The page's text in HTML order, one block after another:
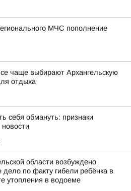
МЧС пополнение
чаще выбирают Архангельскую
отдыха
себя обмануть: признаки
области возбуждено
дело по факту гибели ребёнка в
утопления в водоеме